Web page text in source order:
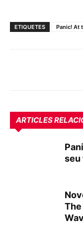
ETIQUETES Panic! At
ARTICLES
seu